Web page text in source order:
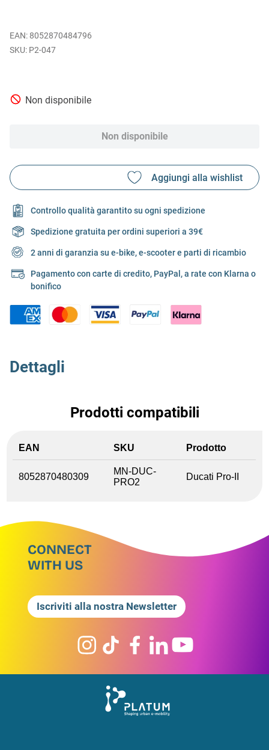
EAN: 8052870484796
P2-047
Non disponibile
Non disponibile
Controllo qualità garantito su ogni spedizione
Spedizione gratuita per ordini superiori a 39€
2 anni di garanzia su e-bike, e-scooter e parti di ricambio
Pagamento con carte di credito, PayPal, a rate con Klarna o
bonifico
Dettagli
Prodotti compatibili
EAN SKU Prodotto
8052870480309
MN-DUC-
PRO2
Ducati Pro-II
CONNECT
WITH US
Iscriviti alla nostra Newsletter